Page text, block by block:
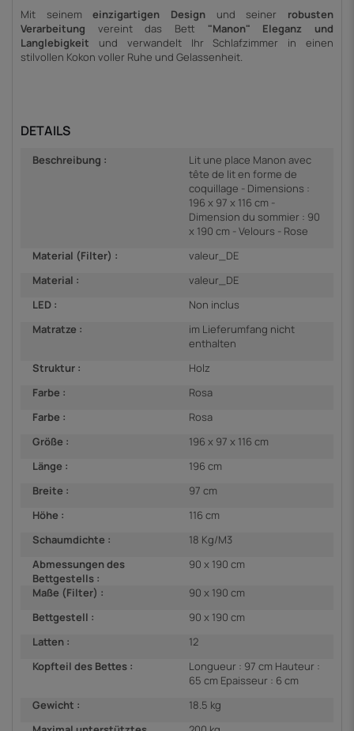
Mit seinemeinzigartigen Design und seiner robusten
Verarbeitung vereint das Bett "Manon"
Eleganz und
Langlebigkeit und verwandelt Ihr Schlafzimmer in einen
stilvollen Kokon voller Ruhe und Gelassenheit.
DETAILS
Beschreibung :
Lit une place Manon avec
tête de lit en forme de
coquillage - Dimensions :
196 x 97 x 116 cm -
Dimension du sommier : 90
x 190 cm - Velours - Rose
Material (Filter) :
valeur_DE
Material :
valeur_DE
LED :
Non inclus
Matratze :
im Lieferumfang nicht
enthalten
Struktur :
Holz
Farbe :
Rosa
Farbe :
Rosa
Größe :
196 x 97 x 116 cm
Länge :
196 cm
Breite :
97 cm
Höhe :
116 cm
Schaumdichte :
18 Kg/M3
Abmessungen des
Bettgestells :
90 x 190 cm
Maße (Filter) :
90 x 190 cm
Bettgestell :
90 x 190 cm
Latten :
12
Kopfteil des Bettes :
Longueur : 97 cm Hauteur :
65 cm Epaisseur : 6 cm
Gewicht :
18.5 kg